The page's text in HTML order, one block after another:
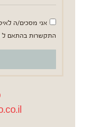
אני מסכים/ה
התקשרות בהתאם ל